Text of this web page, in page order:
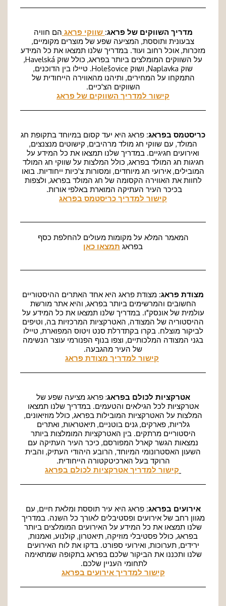
מדריך השווקים של פראג: שווקי פראג הם חוויה
צבעונית ותוססת, המציעה שפע של מוצרים מקומיים,
מזכרות, אוכל רחוב ועוד. במדריך שלנו תמצאו את כל המידע
על השווקים המומלצים ביותר בפראג, כולל שוק Havelská,
שוק Naplavka, ושוק Holešovice. טיילו בין הדוכנים,
התמקחו על המחירים, ותיהנו מהאווירה הייחודית של
השווקים הצ'כיים.
קישור למדריך השווקים של פראג
כריסטמס בפראג: פראג היא יעד קסום במיוחד בתקופת חג
המולד, עם שווקי חג מולד מרהיבים, קישוטים מנצנצים,
ואירועים חגיגיים. במדריך שלנו תמצאו את כל המידע על
חגיגות חג המולד בפראג, כולל המלצות על שווקי חג המולד
המובילים, אירועי חג מיוחדים, ומסורות צ'כיות ייחודיות. בואו
לחוות את האווירה הקסומה של חג המולד בפראג, ולצפות
בכיכר העיר העתיקה המוארת באלפי אורות.
קישור למדריך כריסטמס בפראג
המאמר המלא על מקומות מעולים להחלפת כסף
בפראג תמצאו כאן
מצודת פראג: מצודת פראג היא אחד האתרים ההיסטוריים
החשובים והמרשימים ביותר בפראג, והיא אתר מורשת
עולמית של אונסק"ו. במדריך שלנו תמצאו את כל המידע על
ההיסטוריה של המצודה, האטרקציות המרכזיות בה, וטיפים
לביקור מוצלח. בקרו בקתדרלת סנט ויטוס המפוארת, טיילו
בגני המצודה המלכותיים, וצפו בנוף הפנורמי עוצר הנשימה
של העיר מהגבעה.
קישור למדריך מצודת פראג
אטרקציות לכולם בפראג: פראג מציעה שפע של
אטרקציות לכל הגילאים והטעמים. במדריך שלנו תמצאו
המלצות על האטרקציות המובילות בפראג, כולל מוזיאונים,
גלריות, פארקים, גנים בוטניים, תיאטראות, ואתרים
היסטוריים מרתקים. בין האטרקציות המומלצות ביותר
נמצאות הגשר קארל המפורסם, כיכר העיר העתיקה עם
השעון האסטרונומי המיוחד, הרובע היהודי העתיק, והבית
הרוקד בעל הארכיטקטורה הייחודית.
קישור למדריך אטרקציות לכולם בפראג
אירועים בפראג: פראג היא עיר תוססת ומלאת חיים, עם
מגוון רחב של אירועים ופסטיבלים לאורך כל השנה. במדריך
שלנו תמצאו את כל המידע על האירועים המומלצים ביותר
בפראג, כולל פסטיבלי מוזיקה, תיאטרון, קולנוע, ואמנות,
ירידים, תערוכות, ואירועי ספורט. בדקו את לוח האירועים
שלנו ותכננו את הביקור שלכם בפראג בתקופה שמתאימה
לתחומי העניין שלכם.
קישור למדריך אירועים בפראג